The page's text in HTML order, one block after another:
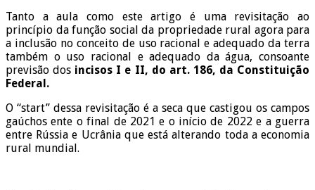
Tanto a aula como este artigo é uma revisitação ao
princípio da função social da propriedade rural agora para
a inclusão no conceito de uso racional e adequado da terra
também o uso racional e adequado da água, consoante
previsão dos incisos I e II, do art. 186, da Constituição
Federal.
O “start” dessa revisitação é a seca que castigou os campos
gaúchos ente o final de 2021 e o início de 2022 e a guerra
entre Rússia e Ucrânia que está alterando toda a economia
rural mundial.